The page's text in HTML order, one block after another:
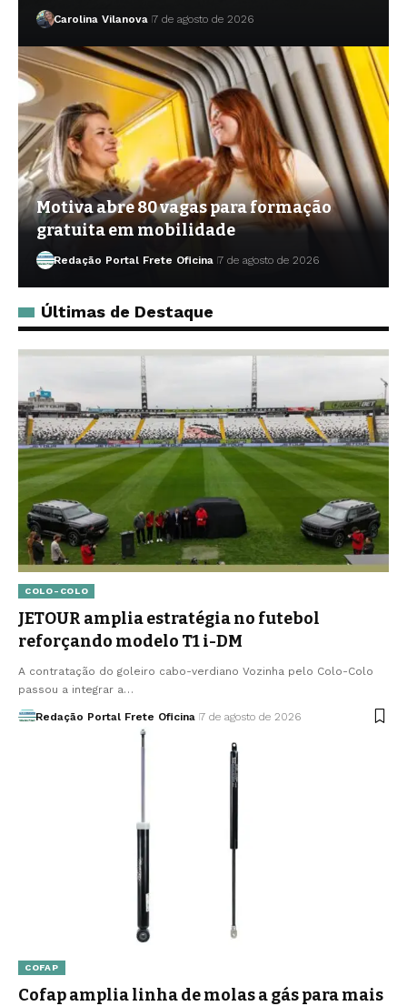
Carolina Vilanova 7 de agosto de 2026
Motiva abre 80 vagas para formação
gratuita em mobilidade
Redação Portal Frete Oficina 7 de agosto de 2026
Últimas de Destaque
COLO-COLO
JETOUR amplia estratégia no futebol
reforçando modelo T1 i-DM
A contratação do goleiro cabo-verdiano Vozinha pelo Colo-Colo
passou a integrar a…
Redação Portal Frete Oficina 7 de agosto de 2026
COFAP
Cofap amplia linha de molas a gás para mais